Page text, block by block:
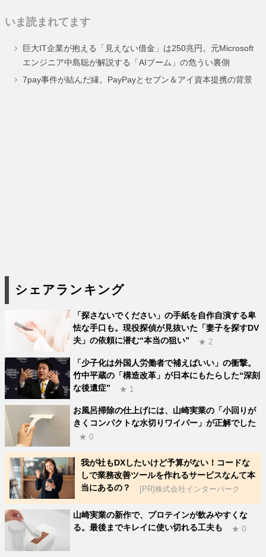
ー
ジ
ー
ジ
ー
ジ
ー
ジ
いま読まれてます
巨大IT企業が抱える「見えない借金」は250兆円。元Microsoft
エンジニア中島聡が解説する「AIブーム」の危うい裏側
7pay事件が結んだ縁。PayPayとセブン＆アイ資本提携の背景
シェアランキング
「探さないでください」の手紙を自作自演する卑
怯な手口も。現役探偵が見抜いた「妻子を探すDV
夫」の依頼に潜む“本当の狙い”
★ 2
「少子化は外国人労働者で補えばいい」の衝撃。
竹中平蔵の「構造改革」が日本にもたらした“深刻
な後遺症”
★ 1
お風呂掃除の仕上げには、山崎実業の「小回りが
きくコンパクトな水切りワイパー」が正解でした
★ 0
我が社もDXしたいけど予算がない！コードな
しで業務改善ツールを作れるサービスなんて本
当にあるの？
[PR]株式会社インターパーク
山崎実業の新作で、プロテインが飲みやすくな
る。最後までキレイに使い切れる工夫も
★ 0